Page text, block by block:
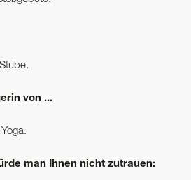
von ...
man Ihnen nicht zutrauen: